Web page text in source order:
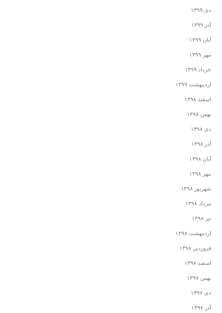
دی ۱۳۹۹
آذر ۱۳۹۹
آبان ۱۳۹۹
مهر ۱۳۹۹
خرداد ۱۳۹۹
اردیبهشت ۱۳۹۹
اسفند ۱۳۹۸
بهمن ۱۳۹۸
دی ۱۳۹۸
آذر ۱۳۹۸
آبان ۱۳۹۸
مهر ۱۳۹۸
شهریور ۱۳۹۸
مرداد ۱۳۹۸
تیر ۱۳۹۸
اردیبهشت ۱۳۹۸
فروردین ۱۳۹۸
اسفند ۱۳۹۷
بهمن ۱۳۹۷
دی ۱۳۹۷
آذر ۱۳۹۷